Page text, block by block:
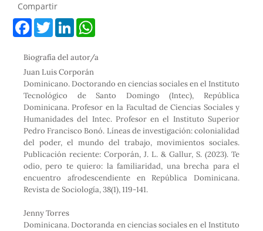
Compartir
F
b
o
k
T
w
t
e
L
e
d
I
n
W
s
p
Biografía del autor/a
Juan Luis Corporán
Dominicano. Doctorando en ciencias sociales en el Instituto
Tecnológico de Santo Domingo (Intec), República
Dominicana. Profesor en la Facultad de Ciencias Sociales y
Humanidades del Intec. Profesor en el Instituto Superior
Pedro Francisco Bonó. Líneas de investigación: colonialidad
del poder, el mundo del trabajo, movimientos sociales.
Publicación reciente: Corporán, J. L. & Gallur, S. (2023). Te
odio, pero te quiero: la familiaridad, una brecha para el
encuentro afrodescendiente en República Dominicana.
Revista de Sociología, 38(1), 119-141.
Jenny Torres
Dominicana. Doctoranda en ciencias sociales en el Instituto